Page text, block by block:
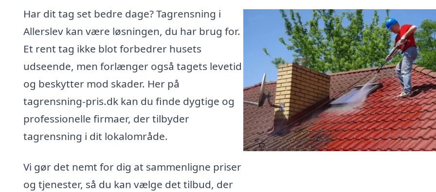
Har dit tag set bedre dage? Tagrensning i
Allerslev kan være løsningen, du har brug for.
Et rent tag ikke blot forbedrer husets
udseende, men forlænger også tagets levetid
og beskytter mod skader. Her på
tagrensning-pris.dk kan du finde dygtige og
professionelle firmaer, der tilbyder
tagrensning i dit lokalområde.
Vi gør det nemt for dig at sammenligne priser
og tjenester, så du kan vælge det tilbud, der